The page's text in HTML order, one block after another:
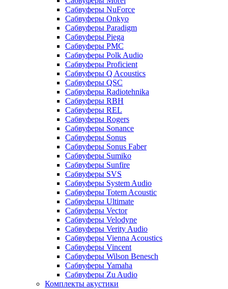
Сабвуферы NuForce
Сабвуферы Onkyo
Сабвуферы Paradigm
Сабвуферы Piega
Сабвуферы PMC
Сабвуферы Polk Audio
Сабвуферы Proficient
Сабвуферы Q Acoustics
Сабвуферы QSC
Сабвуферы Radiotehnika
Сабвуферы RBH
Сабвуферы REL
Сабвуферы Rogers
Сабвуферы Sonance
Сабвуферы Sonus
Сабвуферы Sonus Faber
Сабвуферы Sumiko
Сабвуферы Sunfire
Сабвуферы SVS
Сабвуферы System Audio
Сабвуферы Totem Acoustic
Сабвуферы Ultimate
Сабвуферы Vector
Сабвуферы Velodyne
Сабвуферы Verity Audio
Сабвуферы Vienna Acoustics
Сабвуферы Vincent
Сабвуферы Wilson Benesch
Сабвуферы Yamaha
Сабвуферы Zu Audio
Комплекты акустики